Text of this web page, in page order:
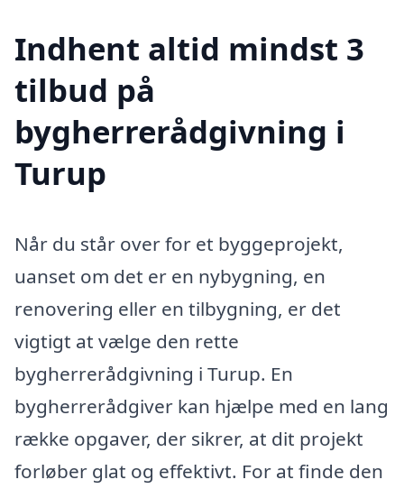
Indhent altid mindst 3
tilbud på
bygherrerådgivning i
Turup
Når du står over for et byggeprojekt,
uanset om det er en nybygning, en
renovering eller en tilbygning, er det
vigtigt at vælge den rette
bygherrerådgivning i Turup. En
bygherrerådgiver kan hjælpe med en lang
række opgaver, der sikrer, at dit projekt
forløber glat og effektivt. For at finde den